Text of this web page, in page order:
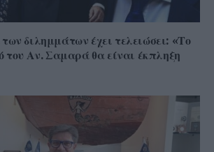
διλημμάτων έχει τελειώσει: «Το
του Αν. Σαμαρά θα είναι έκπληξη